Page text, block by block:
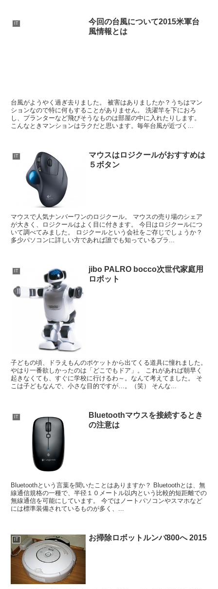
IT
今回の台風について2015米軍台
風情報とは
台風がようやく過ぎ去りました。 被害はありましたか？うちはマン
ションなので特に何もすることがありません。 洗濯竿を下におろ
し、プランターなど飛びそうなものは部屋の中に入れたりします。
こんなときマンションはラクだと思います。毎年台風が近づく...
IT
マウスはロジクールがおすすめは
５ボタン
マウスで人気ナンバーワンのロジクール。 マウスの売り場のシェア
が大きく、ロジクールはよく目に付きます。 今日はロジクールにつ
いて調べてみました。 ロジクールという会社をご存じでしょうか？
多少パソコンに詳しい方であれば誰でも知っているブラ...
IT
jibo PALRO bocco次世代家庭用
ロボット
子どもの頃、ドラえもんのポケットから出てくる道具に憧れました。
やはり一番欲しかったのは「どこでもドア」。 これがあれば朝早く
起きなくても、すぐに学校に行けるわ～。なんて考えてました。 そ
こは子どもなんで、小さな目的ですが…。（笑） そんな...
IT
Bluetoothマウスを接続するとき
の注意は
Bluetoothという言葉を聞いたことはありますか？ Bluetoothとは、無
線通信規格の一種で、半径１０メートル以内という比較的短距離での
無線通信を可能にしています。 今ではノートパソコンやスマホなど
には標準装備されているものが多く、...
IT お掃除ロボットルンバ800へ 2015